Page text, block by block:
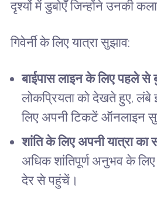
दृश्यों में डुबोएँ जिन्होंने उनकी
गिवेर्नी के लिए यात्रा सुझाव:
बाईपास लाइन के लिए पहले से
लोकप्रियता को देखते हुए,
लिए अपनी टिकटें ऑनलाइन
शांति के लिए अपनी यात्रा का
अधिक शांतिपूर्ण अनुभव के लिए
देर से पहुंचें।